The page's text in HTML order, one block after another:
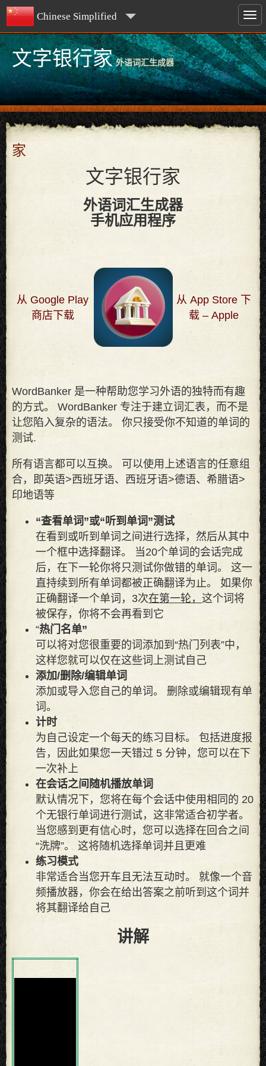
Chinese Simplified
文字银行家 外语词汇生成器
家
文字银行家
外语词汇生成器
手机应用程序
从 Google Play
商店下载
从 App Store 下
载 – Apple
WordBanker 是一种帮助您学习外语的独特而有趣
的方式。 WordBanker 专注于建立词汇表，而不是
让您陷入复杂的语法。 你只接受你不知道的单词的
测试.
所有语言都可以互换。 可以使用上述语言的任意组
合，即英语>西班牙语、西班牙语>德语、希腊语>
印地语等
“查看单词”或“听到单词”测试
在看到或听到单词之间进行选择，然后从其中
一个框中选择翻译。 当20个单词的会话完成
后，在下一轮你将只测试你做错的单词。 这一
直持续到所有单词都被正确翻译为止。 如果你
正确翻译一个单词，3次在第一轮， 这个词将
被保存，你将不会再看到它
“热门名单”
可以将对您很重要的词添加到“热门列表”中，
这样​​您就可以仅在这些词上测试自己
添加/删除/编辑单词
添加或导入您自己的单词。 删除或编辑现有单
词。
计时
为自己设定一个每天的练习目标。 包括进度报
告，因此如果您一天错过 5 分钟，您可以在下
一次补上
在会话之间随机播放单词
默认情况下，您将在每个会话中使用相同的 20
个无银行单词进行测试，这非常适合初学者。
当您感到更有信心时，您可以选择在回合之间
“洗牌”。 这将随机选择单词并且更难
练习模式
非常适合当您开车且无法互动时。 就像一个音
频播放器，你会在给出答案之前听到这个词并
将其翻译给自己
讲解